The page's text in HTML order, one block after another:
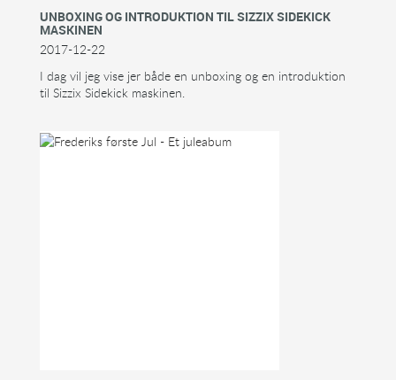
UNBOXING OG INTRODUKTION TIL SIZZIX SIDEKICK
MASKINEN
2017-12-22
I dag vil jeg vise jer både en unboxing og en introduktion
til Sizzix Sidekick maskinen.